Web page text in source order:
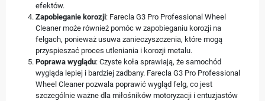
efektów.
Zapobieganie korozji: Farecla G3 Pro Professional Wheel
Cleaner może również pomóc w zapobieganiu korozji na
felgach, ponieważ usuwa zanieczyszczenia, które mogą
przyspieszać proces utleniania i korozji metalu.
Poprawa wyglądu: Czyste koła sprawiają, że samochód
wygląda lepiej i bardziej zadbany. Farecla G3 Pro Professional
Wheel Cleaner pozwala poprawić wygląd felg, co jest
szczególnie ważne dla miłośników motoryzacji i entuzjastów